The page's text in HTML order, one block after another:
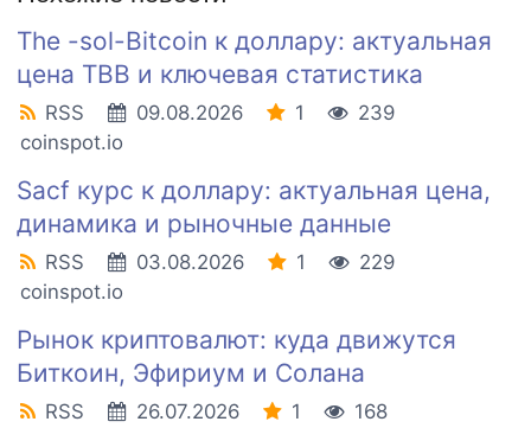
The -sol-Bitcoin к доллару: актуальная
цена TBB и ключевая статистика
RSS 09.08.2026 1
239
coinspot.io
Sacf курс к доллару: актуальная цена,
динамика и рыночные данные
RSS 03.08.2026 1
229
coinspot.io
Рынок криптовалют: куда движутся
Биткоин, Эфириум и Солана
RSS 26.07.2026 1
168